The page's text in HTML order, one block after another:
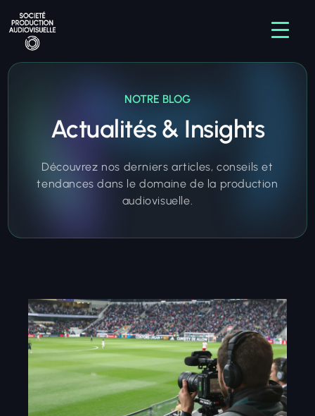
NOTRE BLOG
Actualités & Insights
Découvrez nos derniers articles, conseils et
tendances dans le domaine de la production
audiovisuelle.